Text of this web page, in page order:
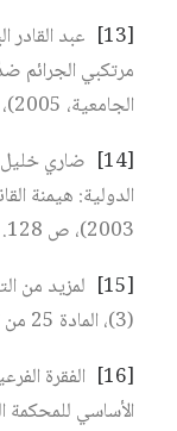
[13]
عبد القادر
مرتكبي الجرائم
الجامعية، 2005)، ص 43.
[14]
ضاري خليل
الدولية: هيمنة
2003)، ص 128.
[15]
لمزيد من
(3)، المادة 25 من النظام الأساسي للمحكمة الجنائية الدولية.
[16]
الأساسي للمحكمة